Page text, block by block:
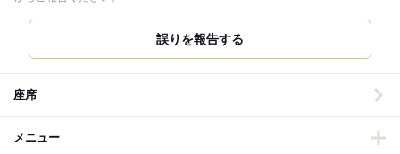
誤りを報告する
座席
メニュー